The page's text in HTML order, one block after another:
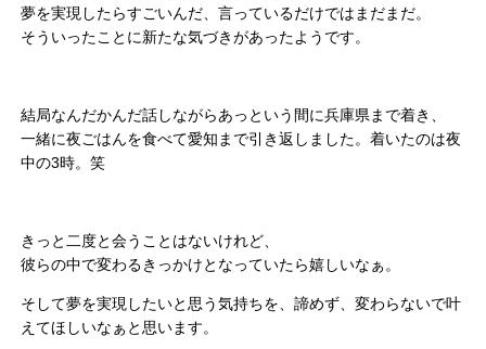
夢を実現したらすごいんだ、言っているだけではまだまだ。
そういったことに新たな気づきがあったようです。
結局なんだかんだ話しながらあっという間に兵庫県まで着き、
一緒に夜ごはんを食べて愛知まで引き返しました。着いたのは夜
中の3時。笑
きっと二度と会うことはないけれど、
彼らの中で変わるきっかけとなっていたら嬉しいなぁ。
そして夢を実現したいと思う気持ちを、諦めず、変わらないで叶
えてほしいなぁと思います。